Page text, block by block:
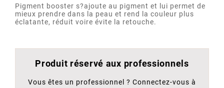
Pigment booster s?ajoute au pigment et lui permet de
mieux prendre dans la peau et rend la couleur plus
éclatante, réduit voire évite la retouche.
Produit réservé aux professionnels
Vous êtes un professionnel ? Connectez-vous à